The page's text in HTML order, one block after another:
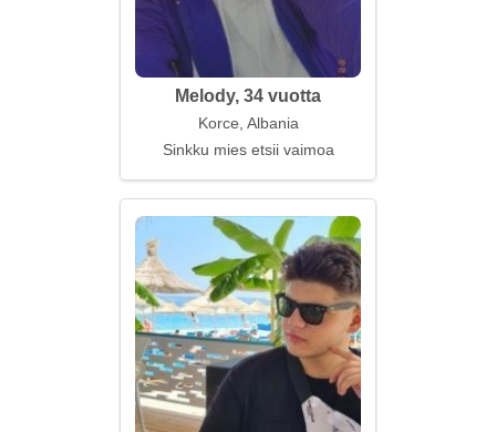
Melody, 34 vuotta
Korce, Albania
Sinkku mies etsii vaimoa